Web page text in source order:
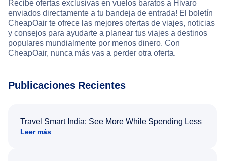
Recibe ofertas exclusivas en vuelos baratos a Hivaro
enviados directamente a tu bandeja de entrada! El boletín
CheapOair te ofrece las mejores ofertas de viajes, noticias
y consejos para ayudarte a planear tus viajes a destinos
populares mundialmente por menos dinero. Con
CheapOair, nunca más vas a perder otra oferta.
Publicaciones Recientes
Travel Smart India: See More While Spending Less
Leer más